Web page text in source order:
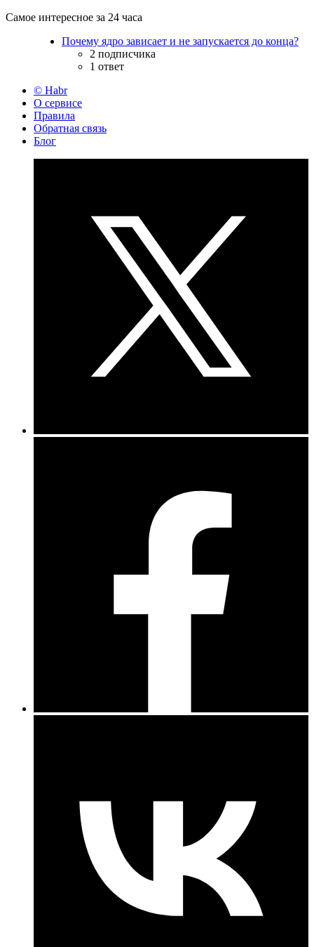
Самое интересное за 24 часа
Почему ядро зависает и не запускается до конца?
2 подписчика
1 ответ
© Habr
О сервисе
Правила
Обратная связь
Блог